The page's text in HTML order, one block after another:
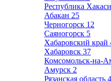
Республика
Абакан 25
Черногорск 12
Саяногорск 5
Хабаровский край
Хабаровск 37
Комсомольск-на-
Амурск 2
Рязанская область